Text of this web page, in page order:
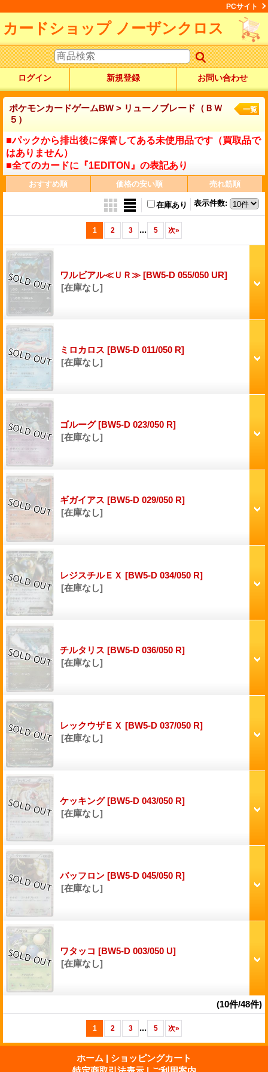
PCサイト
カードショップ ノーザンクロス
ログイン 新規登録 お問い合わせ
ポケモンカードゲームBW > リューノブレード（ＢＷ
５）
■パックから排出後に保管してある未使用品です（買取品で
はありません）
■全てのカードに『1EDITON』の表記あり
一覧
おすすめ順 価格の安い順 売れ筋順
表示件数:
在庫あり
1 2 3 ... 5 次»
ワルビアル≪ＵＲ≫ [BW5-D 055/050 UR]
[在庫なし]
ミロカロス [BW5-D 011/050 R]
[在庫なし]
ゴルーグ[BW5-D 023/050 R]
[在庫なし]
ギガイアス [BW5-D 029/050 R]
[在庫なし]
レジスチルＥＸ [BW5-D 034/050 R]
[在庫なし]
チルタリス [BW5-D 036/050 R]
[在庫なし]
レックウザＥＸ [BW5-D 037/050 R]
[在庫なし]
ケッキング[BW5-D 043/050 R]
[在庫なし]
バッフロン [BW5-D 045/050 R]
[在庫なし]
ワタッコ [BW5-D 003/050 U]
[在庫なし]
(10件/48件)
1 2 3 ... 5 次»
ホーム | ショッピングカート